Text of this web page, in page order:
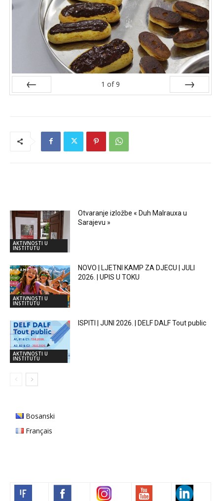
1 of 9
AKTIVNOSTI U
INSTITUTU
Otvaranje izložbe « Duh Malrauxa u
Sarajevu »
AKTIVNOSTI U
INSTITUTU
NOVO | LJETNI KAMP ZA DJECU | JULI
2026. | UPIS U TOKU
AKTIVNOSTI U
INSTITUTU
ISPITI | JUNI 2026. | DELF DALF Tout public
Bosanski
Français